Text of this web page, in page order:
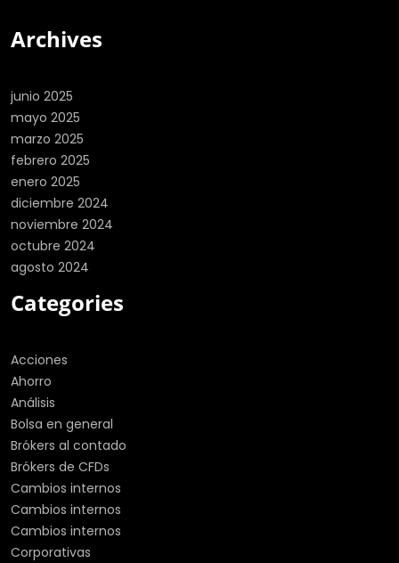
Archives
junio 2025
mayo 2025
marzo 2025
febrero 2025
enero 2025
diciembre 2024
noviembre 2024
octubre 2024
agosto 2024
Categories
Acciones
Ahorro
Análisis
Bolsa en general
Brókers al contado
Brókers de CFDs
Cambios internos
Cambios internos
Cambios internos
Corporativas